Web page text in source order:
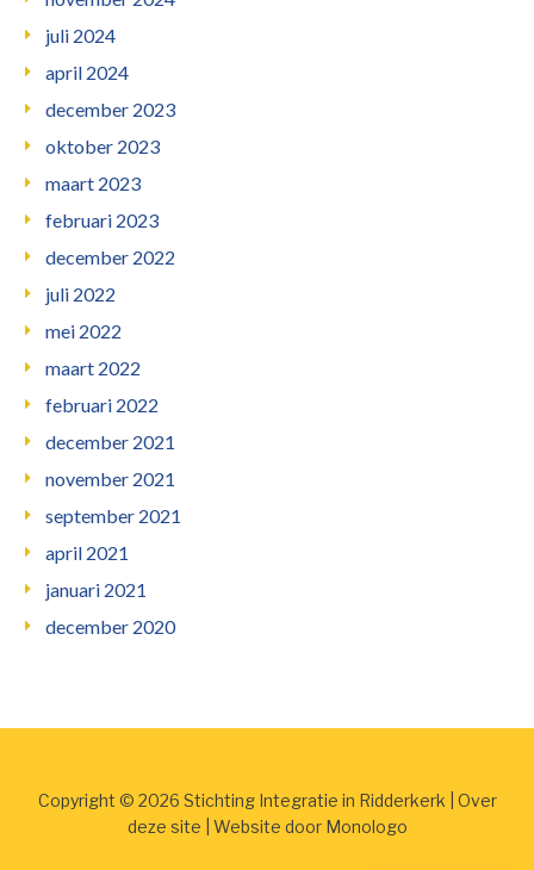
juli 2024
april 2024
december 2023
oktober 2023
maart 2023
februari 2023
december 2022
juli 2022
mei 2022
maart 2022
februari 2022
december 2021
november 2021
september 2021
april 2021
januari 2021
december 2020
Copyright © 2026 Stichting Integratie in Ridderkerk | Over
deze site | Website door Monologo